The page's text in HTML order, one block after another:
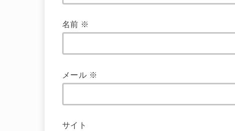
名前 ※
メール ※
サイト